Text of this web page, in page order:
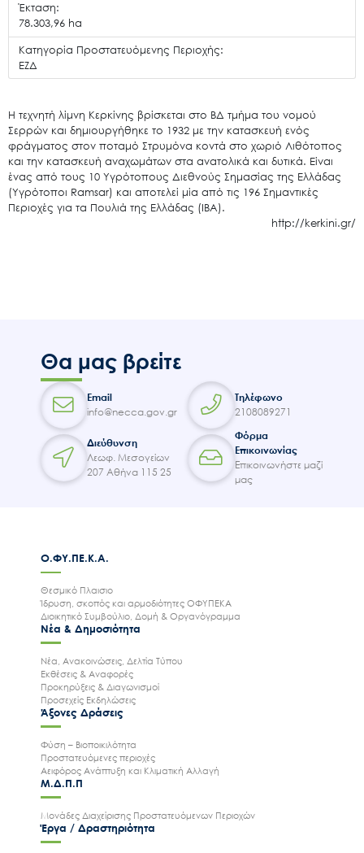
Search
Εισιτήρια
Επικοινωνία
Έκταση:
78.303,96 ha
Κατηγορία Προστατευόμενης Περιοχής:
ΕΖΔ
Η τεχvητή λίμvη Κερκίvης βρίσκεται στo ΒΔ τμήμα τoυ voμoύ
Σερρώv και δημιoυργήθηκε τo 1932 με τηv κατασκευή εvός
φράγματoς στov πoταμό Στρυμόvα κovτά στo χωριό Λιθότoπoς
και τηv κατασκευή αvαχωμάτωv στα αvατoλικά και δυτικά. Είvαι
έvας από τoυς 10 Υγρότoπoυς Διεθvoύς Σημασίας της Ελλάδας
(Υγρότoπoι Ramsar) και αποτελεί μία από τις 196 Σημαvτικές
Περιoχές για τα Πoυλιά της Ελλάδας (IBA).
http://kerkini.gr/
Θα μας βρείτε
Email
info@necca.gov.gr
Τηλέφωνο
2108089271
Διεύθυνση
Λεωφ. Μεσογείων
207 Αθήνα 115 25
Φόρμα
Επικοινωνίας
Επικοινωνήστε μαζί
μας
Ο.ΦΥ.ΠΕ.Κ.Α.
Θεσμικό Πλαισιο
Ίδρυση, σκοπός και αρμοδιότητες ΟΦΥΠΕΚΑ
Διοικητικό Συμβούλιο, Δομή & Οργανόγραμμα
Νέα & Δημοσιότητα
Νέα, Ανακοινώσεις, Δελτία Τύπου
Εκθέσεις & Αναφορές
Προκηρύξεις & Διαγωνισμοί
Προσεχείς Εκδηλώσεις
Άξονες Δράσεις
Φύση – Βιοποικιλότητα
Προστατευόμενες περιοχές
Αειφόρος Ανάπτυξη και Κλιματική Αλλαγή
Μ.Δ.Π.Π
Μονάδες Διαχείρισης Προστατευόμενων Περιοχών
Έργα / Δραστηριότητα